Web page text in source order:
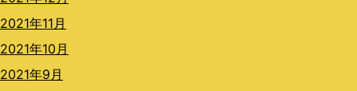
2021年11月
2021年10月
2021年9月